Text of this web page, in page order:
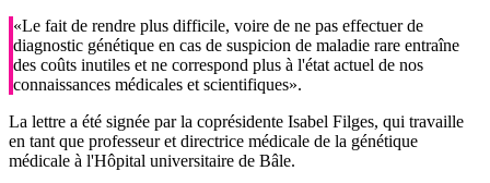
«Le fait de rendre plus difficile, voire de ne pas effectuer de
diagnostic génétique en cas de suspicion de maladie rare entraîne
des coûts inutiles et ne correspond plus à l'état actuel de nos
connaissances médicales et scientifiques».
La lettre a été signée par la coprésidente Isabel Filges, qui travaille
en tant que professeur et directrice médicale de la génétique
médicale à l'Hôpital universitaire de Bâle.